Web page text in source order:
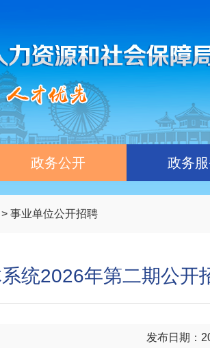
政务公开 政务
> 事业单位公开招聘
统2026年第二期公开
发布日期：